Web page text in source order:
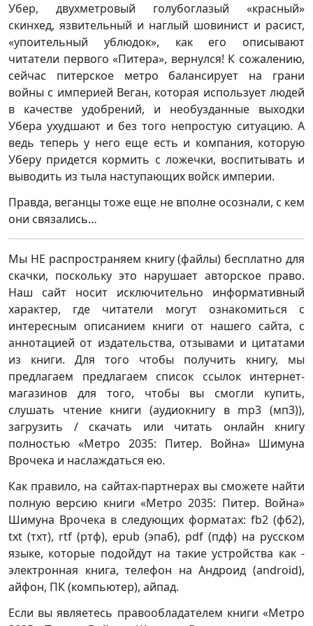
Убер, двухметровый голубоглазый «красный»
скинхед, язвительный и наглый шовинист и расист,
«упоительный ублюдок», как его описывают
читатели первого «Питера», вернулся! К сожалению,
сейчас питерское метро балансирует на грани
войны с империей Веган, которая использует людей
в качестве удобрений, и необузданные выходки
Убера ухудшают и без того непростую ситуацию. А
ведь теперь у него еще есть и компания, которую
Уберу придется кормить с ложечки, воспитывать и
выводить из тыла наступающих войск империи.
Правда, веганцы тоже еще не вполне осознали, с кем
они связались…
Мы НЕ распространяем книгу (файлы) бесплатно для
скачки, поскольку это нарушает авторское право.
Наш сайт носит исключительно информативный
характер, где читатели могут ознакомиться с
интересным описанием книги от нашего сайта, с
аннотацией от издательства, отзывами и цитатами
из книги. Для того чтобы получить книгу, мы
предлагаем предлагаем список ссылок интернет-
магазинов для того, чтобы вы смогли купить,
слушать чтение книги (аудиокнигу в mp3 (мп3)),
загрузить / скачать или читать онлайн книгу
полностью «Метро 2035: Питер. Война» Шимуна
Врочека и наслаждаться ею.
Как правило, на сайтах-партнерах вы сможете найти
полную версию книги «Метро 2035: Питер. Война»
Шимуна Врочека в следующих форматах: fb2 (фб2),
txt (тхт), rtf (ртф), epub (эпаб), pdf (пдф) на русском
языке, которые подойдут на такие устройства как -
электронная книга, телефон на Андроид (android),
айфон, ПК (компьютер), айпад.
Если вы являетесь правообладателем книги «Метро